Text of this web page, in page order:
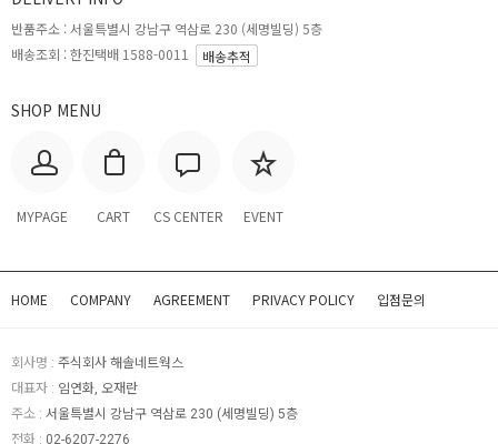
SHOP MENU
MYPAGE CART CS CENTER EVENT
반품주소 :서울특별시 강남구 역삼로 230 (세명빌딩) 5층
배송조회 : 한진택배 1588-0011
배송추적
HOME COMPANY AGREEMENT PRIVACY POLICY 입점문의
회사명 : 주식회사 해솔네트웍스
대표자 : 임연화, 오재란
주소 : 서울특별시 강남구 역삼로 230 (세명빌딩) 5층
전화 : 02-6207-2276